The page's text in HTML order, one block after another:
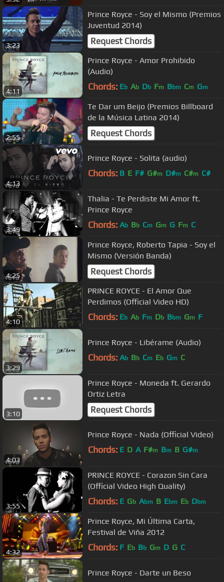
3:23
Prince Royce - Soy el Mismo (Premios
Juventud 2014)
Request Chords
4:11
Prince Royce - Amor Prohibido
(Audio)
Chords: Eb Ab Db Fm Bbm Cm Gm
2:55
Te Dar um Beijo (Premios Billboard
de la Música Latina 2014)
Request Chords
4:13
Prince Royce - Solita (audio)
Chords: B E F# G#m D#m C#m C#
3:49
Thalia - Te Perdiste Mi Amor ft.
Prince Royce
Chords: Ab Bb Cm Gm G Fm C
4:25
Prince Royce, Roberto Tapia - Soy el
Mismo (Versión Banda)
Request Chords
4:10
PRINCE ROYCE - El Amor Que
Perdimos (Official Video HD)
Chords: Eb Ab Fm Db Bbm Gm F
3:29
Prince Royce - Libérame (Audio)
Chords: Ab Bb Cm Eb Gm C
3:10
Prince Royce - Moneda ft. Gerardo
Ortiz Letra
Request Chords
4:03
Prince Royce - Nada (Official Video)
Chords: E D A F#m Bm B G#m
3:55
PRINCE ROYCE - Corazon Sin Cara
(Official Video High Quality)
Chords: E Gb Abm B Ebm Eb Dbm
4:32
Prince Royce, Mi Última Carta,
Festival de Viña 2012
Chords: F Eb Bb Gm D G C
Prince Royce - Darte un Beso